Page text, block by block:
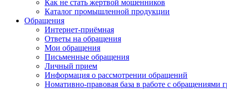
Как не стать жертвой мошенников
Каталог промышленной продукции
Обращения
Интернет-приёмная
Ответы на обращения
Мои обращения
Письменные обращения
Личный прием
Информация о рассмотрении обращений
Номативно-правовая база в работе с обращениями